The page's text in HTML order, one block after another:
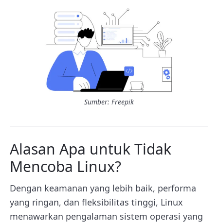
Sumber: Freepik
Alasan Apa untuk Tidak
Mencoba Linux?
Dengan keamanan yang lebih baik, performa
yang ringan, dan fleksibilitas tinggi, Linux
menawarkan pengalaman sistem operasi yang